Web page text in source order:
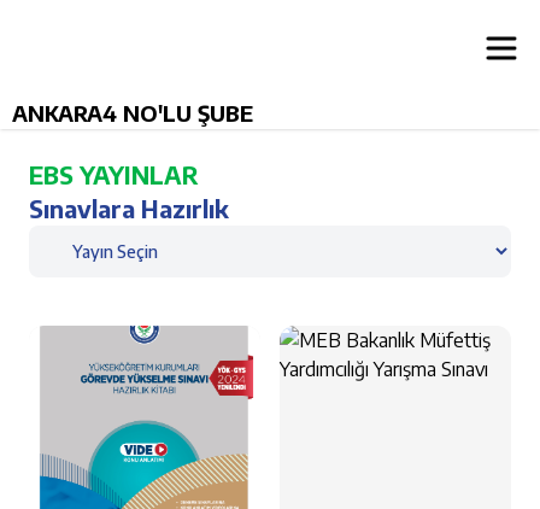
ANKARA4 NO'LU ŞUBE
EBS YAYINLAR
Sınavlara Hazırlık